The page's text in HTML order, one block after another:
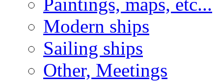
Modern ships
Sailing ships
Other, Meetings